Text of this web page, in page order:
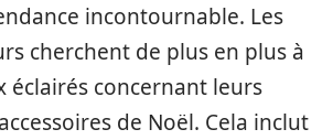
incontournable. Les
cherchent de plus en plus à
éclairés concernant leurs
de Noël. Cela inclut